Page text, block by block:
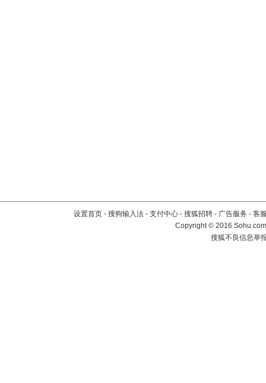
设置首页 - 搜狗输入法 - 支付中心 - 搜狐招聘 - 广告服务 - 客
Copyright©2016
搜狐不良信息举